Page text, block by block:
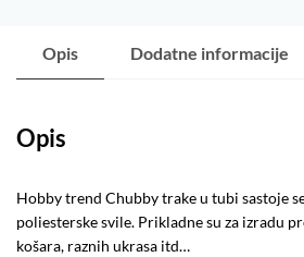
Opis Dodatne informacije
Opis
Hobby trend Chubby trake u tubi sastoje
poliesterske svile. Prikladne su za izradu
košara, raznih ukrasa itd…